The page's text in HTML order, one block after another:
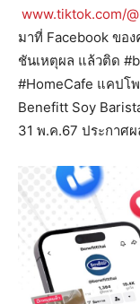
www.tiktok.com/
มาที่ Facebook ขอ
ชันเหตุผล แล้วติด
#HomeCafe แคปโ
Benefitt Soy
31 พ.ค.67 ประกาศ